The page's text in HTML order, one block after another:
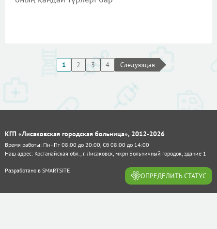
1 2 3 4 Следующая
КГП «Лисаковская городская больница», 2012-2026
Время работы: Пн - Пт 08:00 до 20:00, Сб 08:00 до 14:00
Наш адрес: Костанайская обл., г. Лисаковск, мкрн Больничный городок, здание 1
Разработано в SMARTSITE
ОПРЕДЕЛИТЬ СТАТУС